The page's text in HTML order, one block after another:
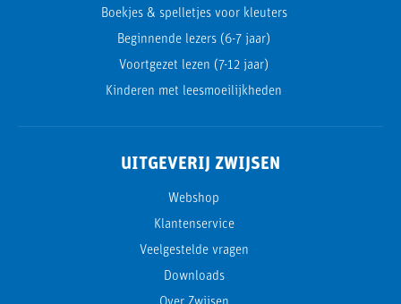
Boekjes & spelletjes voor kleuters
Beginnende lezers (6-7 jaar)
Voortgezet lezen (7-12 jaar)
Kinderen met leesmoeilijkheden
UITGEVERIJ ZWIJSEN
Webshop
Klantenservice
Veelgestelde vragen
Downloads